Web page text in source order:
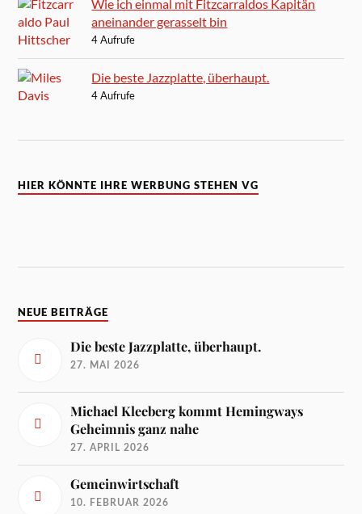
Wie ich einmal mit Fitzcarraldos Kapitän
aneinander gerasselt bin
4 Aufrufe
Die beste Jazzplatte, überhaupt.
4 Aufrufe
HIER KÖNNTE IHRE WERBUNG STEHEN VG
NEUE BEITRÄGE
Die beste Jazzplatte, überhaupt.
27. MAI 2026
Michael Kleeberg kommt Hemingways
Geheimnis ganz nahe
27. APRIL 2026
Gemeinwirtschaft
10. FEBRUAR 2026